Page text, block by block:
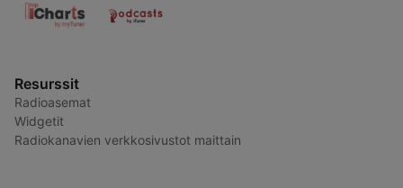
Resurssit
Radioasemat
Widgetit
Radiokanavien verkkosivustot maittain